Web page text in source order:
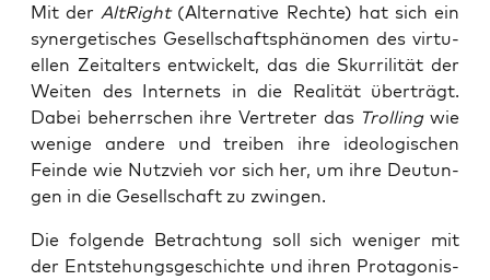
Mit derAlt­Right(Alter­na­ti­ve Rech­te) hat sich ein
syn­er­ge­ti­sches Gesell­schafts­phä­no­men des vir­tu­
el­len Zeit­al­ters ent­wi­ckelt, das die Skur­ri­li­tät der
Wei­ten des Inter­nets in die Rea­li­tät über­trägt.
Dabei beherr­schen ihre Ver­tre­ter das Trol­lingwie
weni­ge ande­re und trei­ben ihre ideo­lo­gi­schen
Fein­de wie Nutz­vieh vor sich her, um ihre Deu­tun­
gen in die Gesell­schaft zu zwingen.
Die fol­gen­de Betrach­tung soll sich weni­ger mit
der Ent­ste­hungs­ge­schich­te und ihren Prot­ago­nis­